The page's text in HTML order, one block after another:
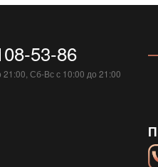
53-86
Сб-Вс с 10:00 до 21:00